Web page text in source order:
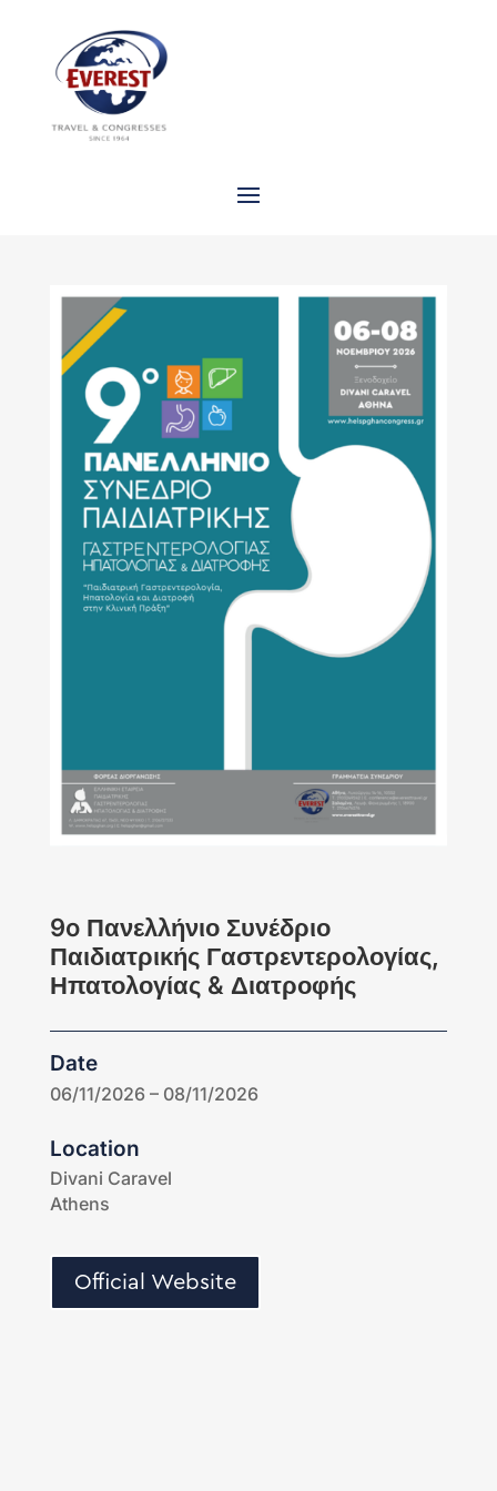
9o Πανελλήνιο Συνέδριο
Παιδιατρικής Γαστρεντερολογίας,
Ηπατολογίας & Διατροφής
Date
06/11/2026 – 08/11/2026
Location
Divani Caravel
Athens
Official Website